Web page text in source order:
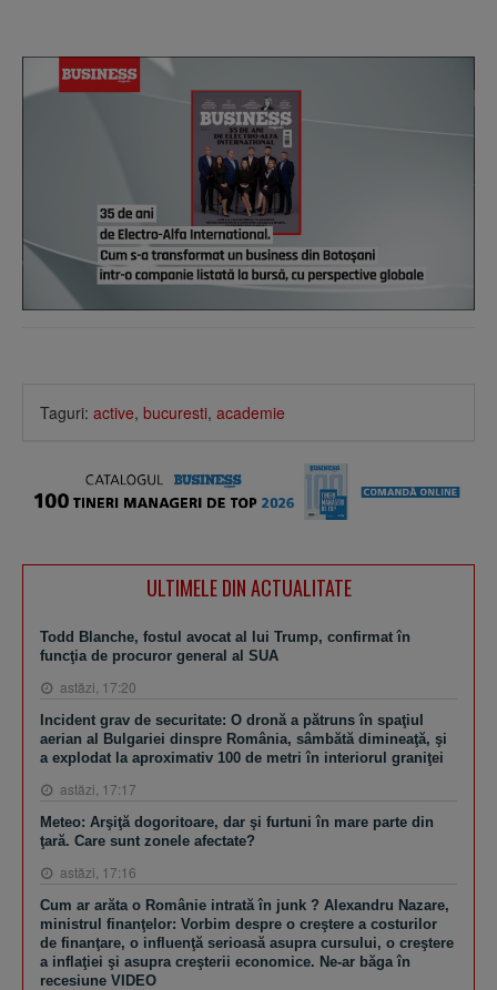
Taguri: active, bucuresti, academie
ULTIMELE DIN ACTUALITATE
Todd Blanche, fostul avocat al lui Trump, confirmat în
funcţia de procuror general al SUA
astăzi, 17:20
Incident grav de securitate: O dronă a pătruns în spaţiul
aerian al Bulgariei dinspre România, sâmbătă dimineaţă, şi
a explodat la aproximativ 100 de metri în interiorul graniţei
astăzi, 17:17
Meteo: Arşiţă dogoritoare, dar şi furtuni în mare parte din
ţară. Care sunt zonele afectate?
astăzi, 17:16
Cum ar arăta o Românie intrată în junk ? Alexandru Nazare,
ministrul finanţelor: Vorbim despre o creştere a costurilor
de finanţare, o influenţă serioasă asupra cursului, o creştere
a inflaţiei şi asupra creşterii economice. Ne-ar băga în
recesiune VIDEO